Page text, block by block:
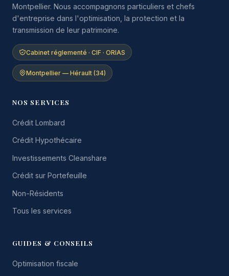
Montpellier. Nous accompagnons particuliers et chefs
d'entreprise dans l'optimisation, la protection et la
transmission de leur patrimoine.
Cabinet réglementé · CIF · ORIAS
Montpellier — Hérault (34)
NOS SERVICES
Crédit Lombard
Crédit Hypothécaire
Investissements Cleanshare
Crédit sur Portefeuille
Non-Résidents
Tous les services
GUIDES & CONSEILS
Optimisation fiscale